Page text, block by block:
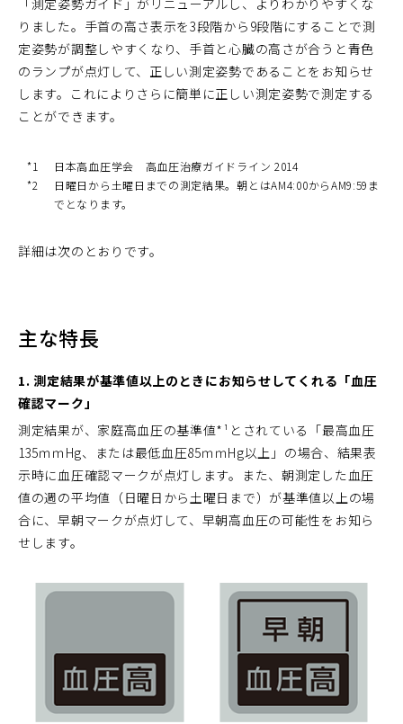
りました。手首の高さ表示を3段階から9段階にすることで測
定姿勢が調整しやすくなり、手首と心臓の高さが合うと青色
のランプが点灯して、正しい測定姿勢であることをお知らせ
します。これによりさらに簡単に正しい測定姿勢で測定する
ことができます。
*1
日本高血圧学会 高血圧治療ガイドライン 2014
*2
日曜日から土曜日までの測定結果。朝とはAM4:00からAM9:59ま
でとなります。
詳細は次のとおりです。
主な特長
1. 測定結果が基準値以上のときにお知らせしてくれる「血圧
確認マーク」
測定結果が、家庭高血圧の基準値*¹とされている「最高血圧
135ｍｍHg、または最低血圧85ｍｍHg以上」の場合、結果表
示時に血圧確認マークが点灯します。また、朝測定した血圧
値の週の平均値（日曜日から土曜日まで）が基準値以上の場
合に、早朝マークが点灯して、早朝高血圧の可能性をお知ら
せします。